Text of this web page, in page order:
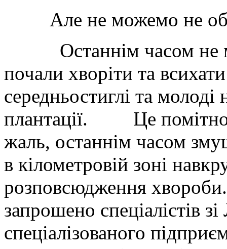
Але не можемо не
Останнім часом не
почали хворіти та
середньостиглі та
плантації. Це помітно
жаль, останнім часом
в кілометровій зоні
розповсюдження
запрошено спеціалістів
спеціалізованого